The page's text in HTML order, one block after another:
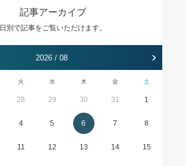
記事アーカイブ
日別で記事をご覧いただけます。
2026 / 08 ›
火 水 木 金 土
28 29 30 31 1
4 5 6 7 8
11 12 13 14 15